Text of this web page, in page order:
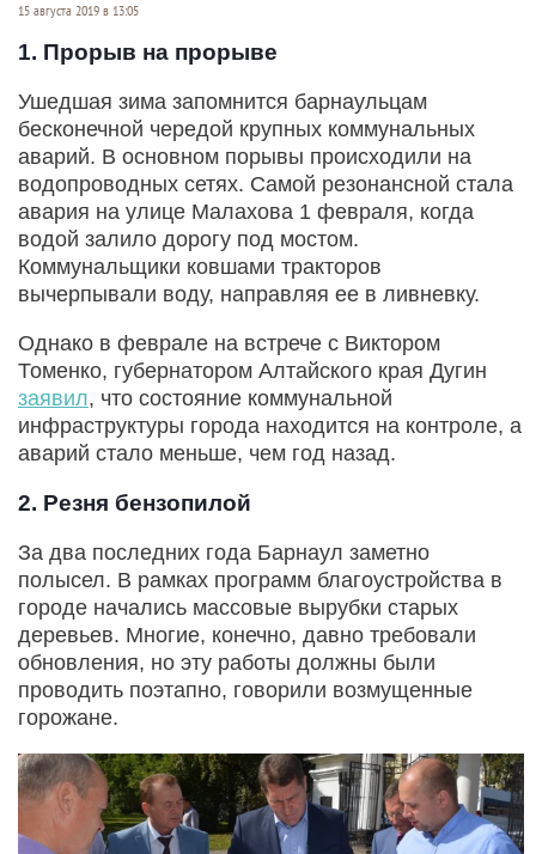
15 августа 2019 в 13:05
1. Прорыв на прорыве
Ушедшая зима запомнится барнаульцам
бесконечной чередой крупных коммунальных
аварий. В основном порывы происходили на
водопроводных сетях. Самой резонансной стала
авария на улице Малахова 1 февраля, когда
водой залило дорогу под мостом.
Коммунальщики ковшами тракторов
вычерпывали воду, направляя ее в ливневку.
Однако в феврале на встрече с Виктором
Томенко, губернатором Алтайского края Дугин
заявил, что состояние коммунальной
инфраструктуры города находится на контроле, а
аварий стало меньше, чем год назад.
2. Резня бензопилой
За два последних года Барнаул заметно
полысел. В рамках программ благоустройства в
городе начались массовые вырубки старых
деревьев. Многие, конечно, давно требовали
обновления, но эту работы должны были
проводить поэтапно, говорили возмущенные
горожане.